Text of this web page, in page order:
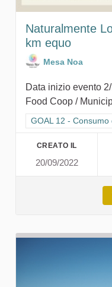
Naturalmente
km equo
Mesa Noa
Data inizio evento
Food Coop /
Filtra i risultati per
GOAL 12 -
CREATO IL
20/09/2022